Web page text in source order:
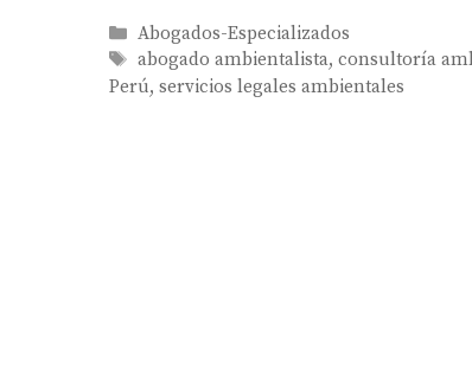
Categories
Abogados-Especializados
Tags
abogado ambientalista,consultoría
Perú, servicios legales ambientales